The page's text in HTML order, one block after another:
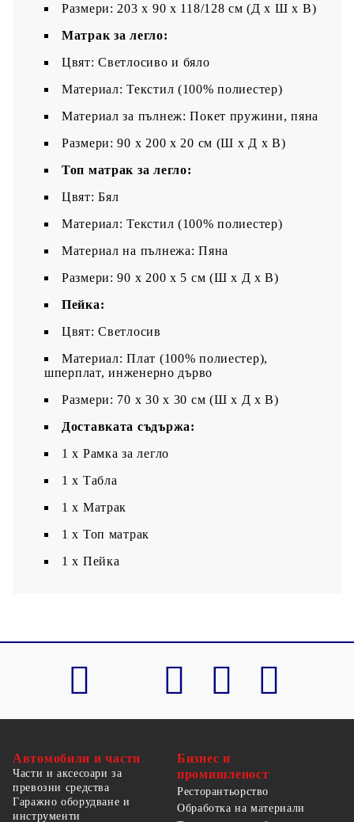
Размери: 203 x 90 x 118/128 см (Д x Ш x В)
Матрак за легло:
Цвят: Светлосиво и бяло
Материал: Текстил (100% полиестер)
Материал за пълнеж: Покет пружини, пяна
Размери: 90 x 200 x 20 см (Ш x Д x В)
Топ матрак за легло:
Цвят: Бял
Материал: Текстил (100% полиестер)
Материал на пълнежа: Пяна
Размери: 90 x 200 x 5 см (Ш x Д x В)
Пейка:
Цвят: Светлосив
Материал: Плат (100% полиестер),
шперплат, инженерно дърво
Размери: 70 x 30 x 30 см (Ш x Д x В)
Доставката съдържа:
1 x Рамка за легло
1 x Табла
1 x Матрак
1 х Топ матрак
1 x Пейка
Автомобили и части
Части и аксесоари за
превозни средства
Гаражно оборудване и
инструменти
Бизнес и
промишленост
Ресторантьорство
Обработка на материали